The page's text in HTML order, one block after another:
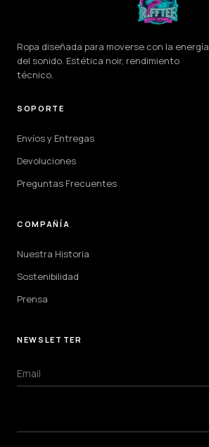
Ropa diseñada para moverse con la energía
del sonido. Estética noir, rendimiento
técnico.
SOPORTE
Envíos y Entregas
Devoluciones
Preguntas Frecuentes
COMPAÑÍA
Nuestra Historia
Sostenibilidad
Prensa
NEWSLETTER